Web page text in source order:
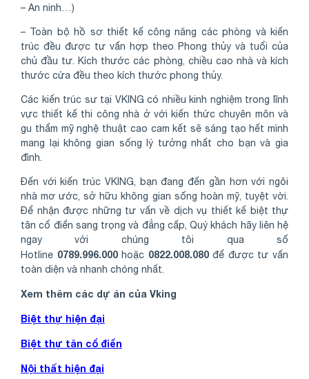
– An ninh…)
– Toàn bộ hồ sơ thiết kế công năng các phòng và kiến
trúc đều được tư vấn hợp theo Phong thủy và tuổi của
chủ đầu tư. Kích thước các phòng, chiều cao nhà và kích
thước cửa đều theo kích thước phong thủy.
Các kiến trúc sư tại VKING có nhiều kinh nghiệm trong lĩnh
vực thiết kế thi công nhà ở với kiến thức chuyên môn và
gu thẩm mỹ nghệ thuật cao cam kết sẽ sáng tạo hết mình
mang lại không gian sống lý tưởng nhất cho bạn và gia
đình.
Đến với kiến trúc VKING, bạn đang đến gần hơn với ngôi
nhà mơ ước, sở hữu không gian sống hoàn mỹ, tuyệt vời.
Để nhận được những tư vấn về dịch vụ thiết kế biệt thự
tân cổ điển sang trọng và đẳng cấp, Quý khách hãy liên hệ
ngay với chúng tôi qua số
Hotline 0789.996.000hoặc 0822.008.080để được tư vấn
toàn diện và nhanh chóng nhất.
Xem thêm các dự án của Vking
Biệt thự hiện đại
Biệt thự tân cổ điển
Nội thất hiện đại